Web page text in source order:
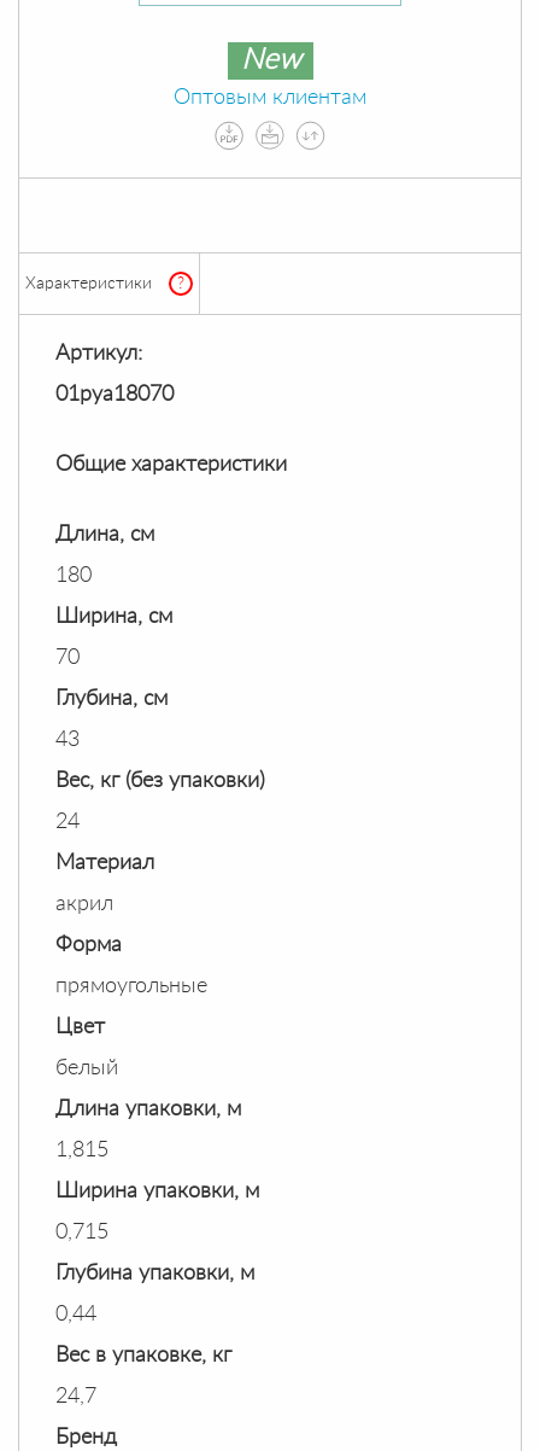
New
Оптовым клиентам
Характеристики ?
Артикул:
01руа18070
Общие характеристики
Длина, см
180
Ширина, см
70
Глубина, см
43
Вес, кг (без упаковки)
24
Материал
акрил
Форма
прямоугольные
Цвет
белый
Длина упаковки, м
1,815
Ширина упаковки, м
0,715
Глубина упаковки, м
0,44
Вес в упаковке, кг
24,7
Бренд